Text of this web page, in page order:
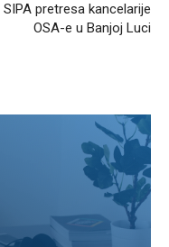
SIPA pretresa kancelarije
OSA-e u Banjoj Luci